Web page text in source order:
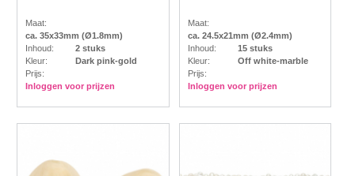
Maat:
ca. 35x33mm (Ø1.8mm)
Inhoud:
2 stuks
Kleur:
Dark pink-gold
Prijs:
Inloggen voor prijzen
Maat:
ca. 24.5x21mm (Ø2.4mm)
Inhoud:
15 stuks
Kleur:
Off white-marble
Prijs:
Inloggen voor prijzen